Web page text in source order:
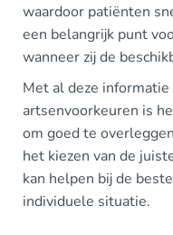
waardoor patiënten
een belangrijk punt
wanneer zij de
Met al deze
artsenvoorkeuren is
om goed te
het kiezen van de
kan helpen bij de
individuele situatie.